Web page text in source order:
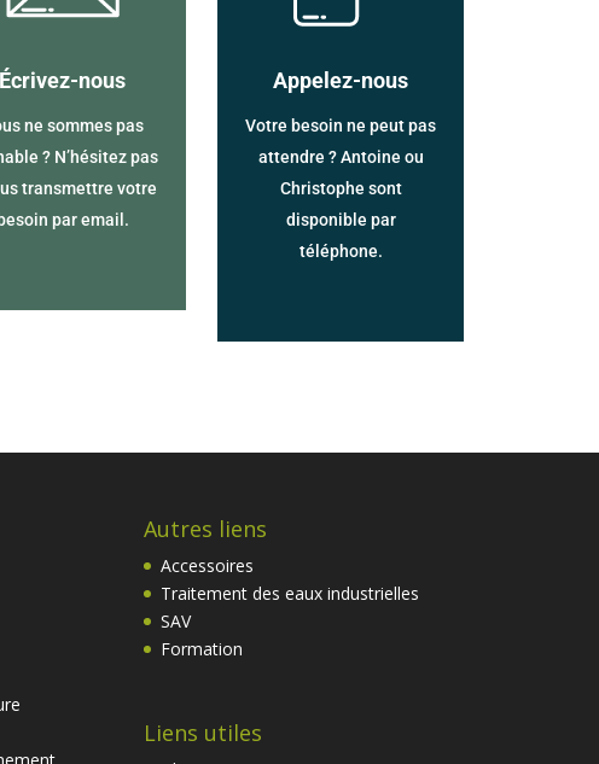
Écrivez-nous
ne sommes pas
? N’hésitez pas
transmettre votre
besoin par email.
Appelez-nous
Votre besoin ne peut pas
attendre ? Antoine ou
Christophe sont
disponible par
téléphone.
Autres liens
Accessoires
Traitement des eaux industrielles
SAV
Formation
Liens utiles